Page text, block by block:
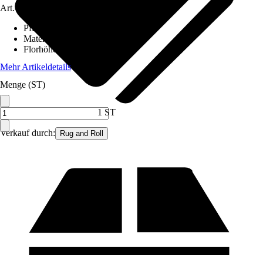
Verkauf durch: Rug and Roll
Art.-Nr.
Pflegehinweis
Material
Florhöhe (ca.)
Mehr Artikeldetails
Menge (ST)
1 ST